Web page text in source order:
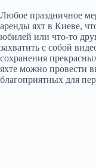
Любое праздничное
аренды яхт в Киеве,
юбилей или что-то
захватить с собой
сохранения
яхте можно провести
благоприятных для